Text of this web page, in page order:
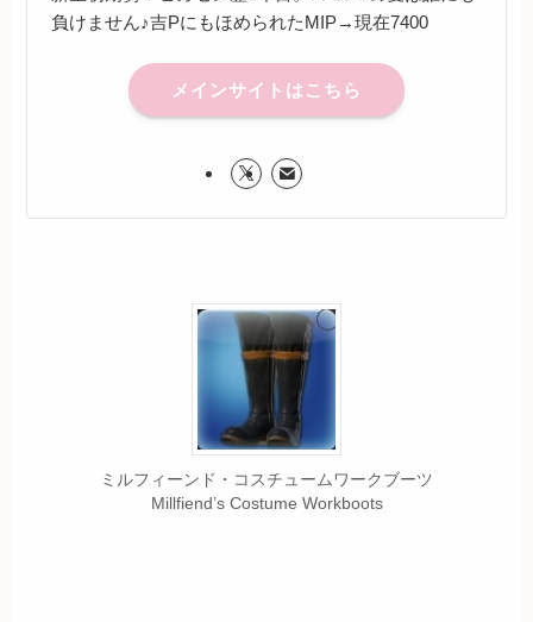
負けません♪吉PにもほめられたMIP→現在7400
メインサイトはこちら
ミルフィーンド・コスチュームワークブーツ
Millfiend’s Costume Workboots